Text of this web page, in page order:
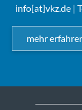
info[at]vkz.de |
mehr